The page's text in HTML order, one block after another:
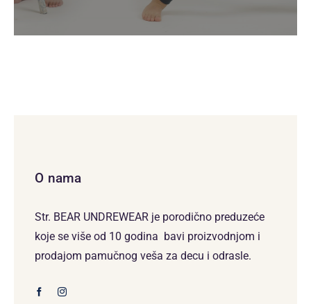
O nama
Str. BEAR UNDREWEAR je porodično preduzeće
koje se više od 10 godina bavi proizvodnjom i
prodajom pamučnog veša za decu i odrasle.